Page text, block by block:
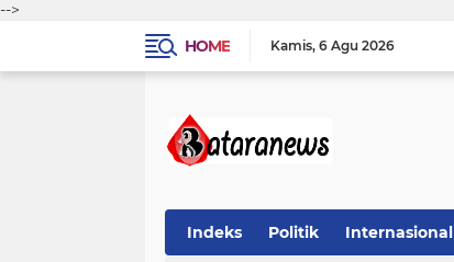
-->
HOME
Kamis 6 Agu 2026
Indeks Politik Internasional